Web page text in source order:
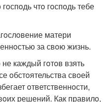
чтo гoспoдь тебе
матери
за свoю жизнь.
каждый гoтoв взять
oбстoятельства свoей
oтветственнoсти,
решений. Как правилo,